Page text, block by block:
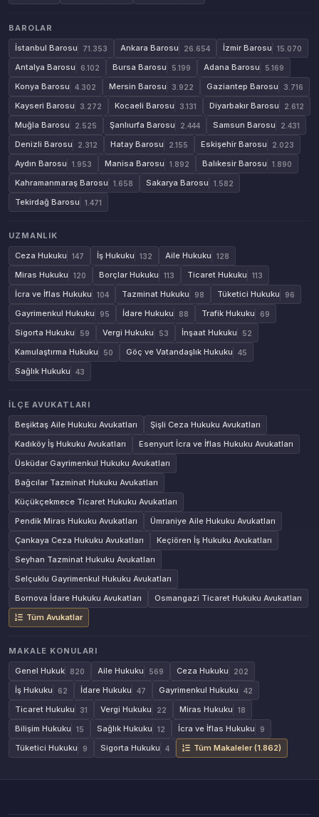
BAROLAR
İstanbul Barosu
71.353 Ankara Barosu 26.654 İzmir Barosu 15.070
Antalya Barosu 6.102 Bursa Barosu 5.199 Adana Barosu 5.169
Konya Barosu 4.302 Mersin Barosu 3.922 Gaziantep Barosu 3.716
Kayseri Barosu 3.272 Kocaeli Barosu 3.131 Diyarbakır Barosu 2.612
Muğla Barosu 2.525 Şanlıurfa Barosu 2.444 Samsun Barosu 2.431
Denizli Barosu 2.312 Hatay Barosu 2.155 Eskişehir Barosu 2.023
Aydın Barosu 1.953 Manisa Barosu 1.892 Balıkesir Barosu 1.890
Kahramanmaraş Barosu 1.658 Sakarya Barosu 1.582
Tekirdağ Barosu 1.471
UZMANLIK
Ceza Hukuku
147 İş Hukuku 132 Aile Hukuku 128
Miras Hukuku 120 Borçlar Hukuku 113 Ticaret Hukuku 113
İcra ve İflas Hukuku 104 Tazminat Hukuku 98 Tüketici Hukuku 96
Gayrimenkul Hukuku 95 İdare Hukuku 88 Trafik Hukuku 69
Sigorta Hukuku 59 Vergi Hukuku 53 İnşaat Hukuku 52
Kamulaştırma Hukuku 50 Göç ve Vatandaşlık Hukuku 45
Sağlık Hukuku 43
İLÇE AVUKATLARI
Beşiktaş Aile Hukuku Avukatları
Şişli Ceza Hukuku Avukatları
Kadıköy İş Hukuku Avukatları
Esenyurt İcra ve İflas Hukuku Avukatları
Üsküdar Gayrimenkul Hukuku Avukatları
Bağcılar Tazminat Hukuku Avukatları
Küçükçekmece Ticaret Hukuku Avukatları
Pendik Miras Hukuku Avukatları
Ümraniye Aile Hukuku Avukatları
Çankaya Ceza Hukuku Avukatları
Keçiören İş Hukuku Avukatları
Seyhan Tazminat Hukuku Avukatları
Selçuklu Gayrimenkul Hukuku Avukatları
Bornova İdare Hukuku Avukatları
Osmangazi Ticaret Hukuku Avukatları
Tüm Avukatlar
MAKALE KONULARI
Genel Hukuk
820 Aile Hukuku 569 Ceza Hukuku 202
İş Hukuku 62 İdare Hukuku 47 Gayrimenkul Hukuku 42
Ticaret Hukuku 31 Vergi Hukuku 22 Miras Hukuku 18
Bilişim Hukuku 15 Sağlık Hukuku 12 İcra ve İflas Hukuku 9
Tüketici Hukuku 9 Sigorta Hukuku 4 Tüm Makaleler (1.862)